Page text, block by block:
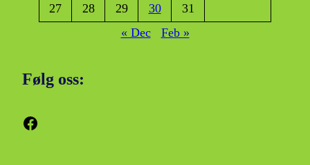
27
28 29 30
31
« Dec
Feb »
Følg oss:
Facebook